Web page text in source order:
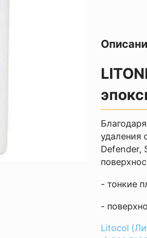
удаления
Defender,
- тонкие
-
Litocol